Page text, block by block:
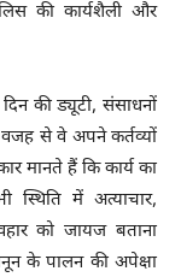
की कार्यशैली और
की ड्यूटी, संसाधनों
से वे अपने कर्तव्यों
मानते हैं कि कार्य का
में अत्याचार,
को जायज बताना
के पालन की अपेक्षा